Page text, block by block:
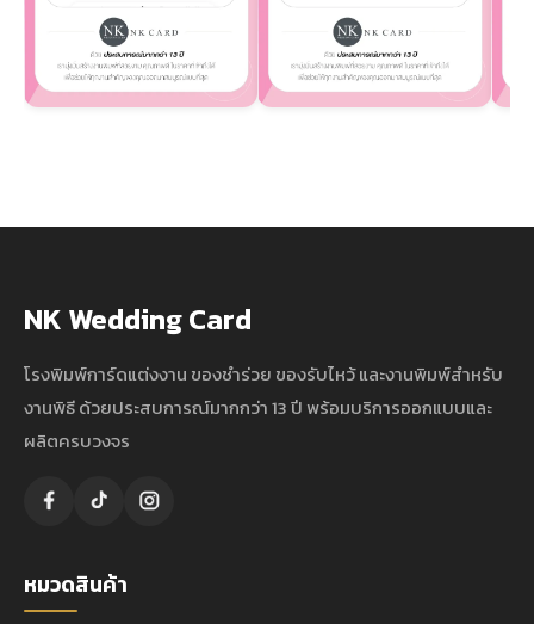
NK Wedding Card
โรงพิมพ์การ์ดแต่งงาน ของชำร่วย ของรับไหว้ และงานพิมพ์สำหรับ
งานพิธี ด้วยประสบการณ์มากกว่า 13 ปี พร้อมบริการออกแบบและ
ผลิตครบวงจร
หมวดสินค้า